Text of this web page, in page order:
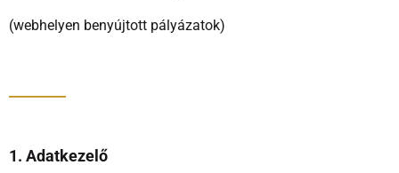
(webhelyen benyújtott pályázatok)
1. Adatkezelő